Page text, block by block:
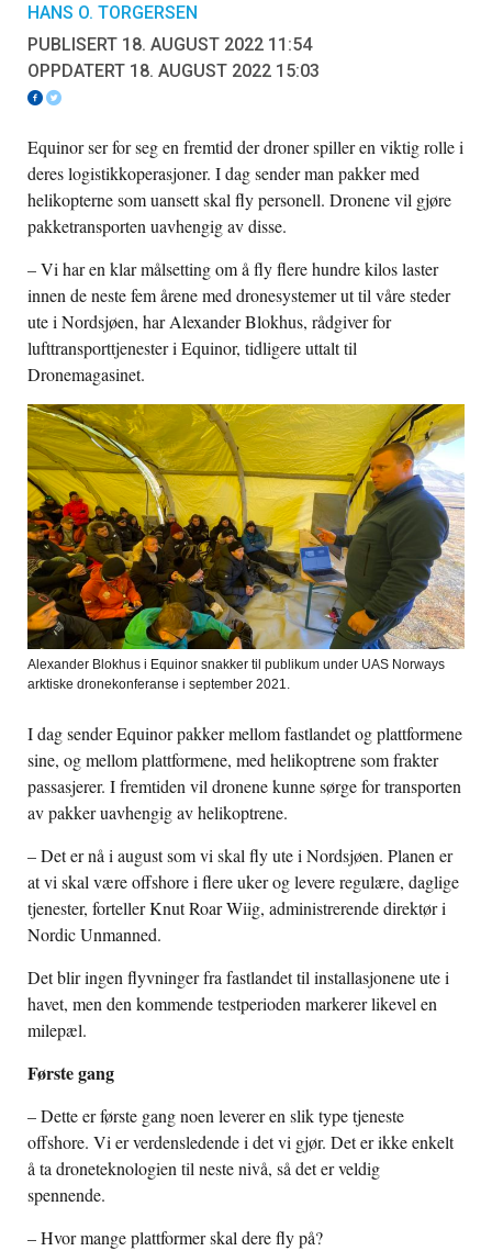
HANS O. TORGERSEN
PUBLISERT 18. AUGUST 2022 11:54
OPPDATERT 18. AUGUST 2022 15:03
Equinor ser for seg en fremtid der droner spiller en viktig rolle i
deres logistikkoperasjoner. I dag sender man pakker med
helikopterne som uansett skal fly personell. Dronene vil gjøre
pakketransporten uavhengig av disse.
– Vi har en klar målsetting om å fly flere hundre kilos laster
innen de neste fem årene med dronesystemer ut til våre steder
ute i Nordsjøen, har Alexander Blokhus, rådgiver for
lufttransporttjenester i Equinor, tidligere uttalt til
Dronemagasinet.
Alexander Blokhus i Equinor snakker til publikum under UAS Norways
arktiske dronekonferanse i september 2021.
I dag sender Equinor pakker mellom fastlandet og plattformene
sine, og mellom plattformene, med helikoptrene som frakter
passasjerer. I fremtiden vil dronene kunne sørge for transporten
av pakker uavhengig av helikoptrene.
– Det er nå i august som vi skal fly ute i Nordsjøen. Planen er
at vi skal være offshore i flere uker og levere regulære, daglige
tjenester, forteller Knut Roar Wiig, administrerende direktør i
Nordic Unmanned.
Det blir ingen flyvninger fra fastlandet til installasjonene ute i
havet, men den kommende testperioden markerer likevel en
milepæl.
Første gang
– Dette er første gang noen leverer en slik type tjeneste
offshore. Vi er verdensledende i det vi gjør. Det er ikke enkelt
å ta droneteknologien til neste nivå, så det er veldig
spennende.
– Hvor mange plattformer skal dere fly på?